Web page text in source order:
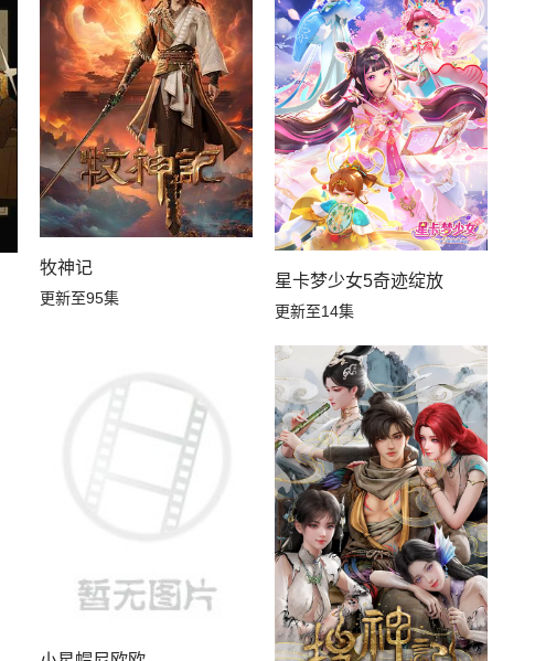
牧神记
更新至95集
星卡梦少女5奇迹绽放
更新至14集